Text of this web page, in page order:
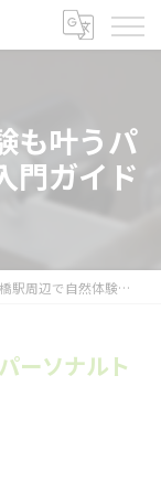
も叶うパ
門ガイド
自然体験も叶うパーソナルトレーニング入門ガイド
ーソナルト